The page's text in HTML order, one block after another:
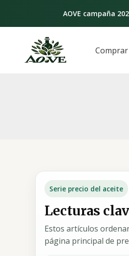
AOVE campaña
contenido
Serie precio del aceite
Lecturas
Estos artículos
página principal de
de
entradas